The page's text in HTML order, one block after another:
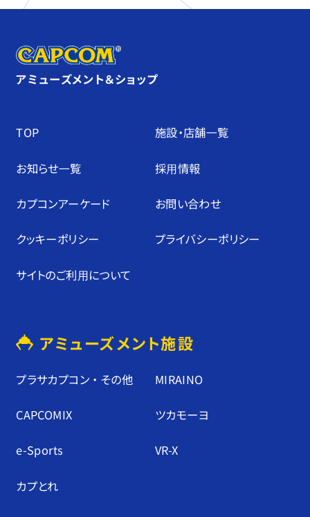
アミューズメント＆ショップ
TOP 施設・店舗⼀覧
お知らせ⼀覧 採⽤情報
カプコンアーケード お問い合わせ
クッキーポリシー プライバシーポリシー
サイトのご利⽤について
アミューズメント施設
プラサカプコン ・ その他 MIRAINO
CAPCOMIX ツカモーヨ
e-Sports VR-X
カプとれ